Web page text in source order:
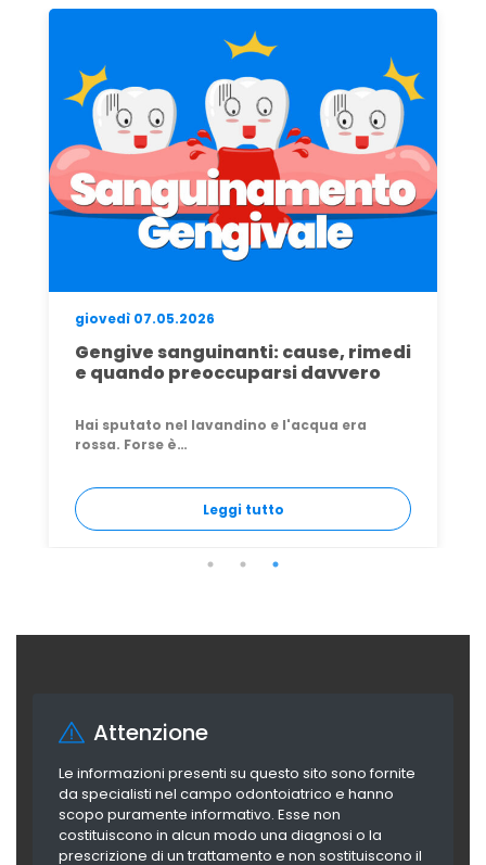
venerdì 05.06.2026
Turismo Dentale in Croazia:
Conviene? Rischi, Costi e Verità
Il turismo dentale in Croazia è da anni una
delle…
Leggi tutto
Attenzione
Le informazioni presenti su questo sito sono fornite
da specialisti nel campo odontoiatrico e hanno
scopo puramente informativo. Esse non
costituiscono in alcun modo una diagnosi o la
prescrizione di un trattamento e non sostituiscono il